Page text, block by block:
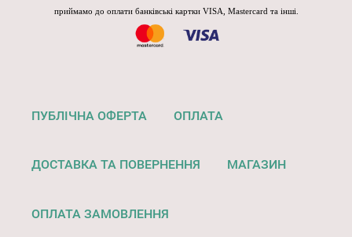
приймамо до оплати банківські картки VISA, Mastercard та інші.
ПУБЛІЧНА ОФЕРТА ОПЛАТА
ДОСТАВКА ТА ПОВЕРНЕННЯ МАГАЗИН
ОПЛАТА ЗАМОВЛЕННЯ